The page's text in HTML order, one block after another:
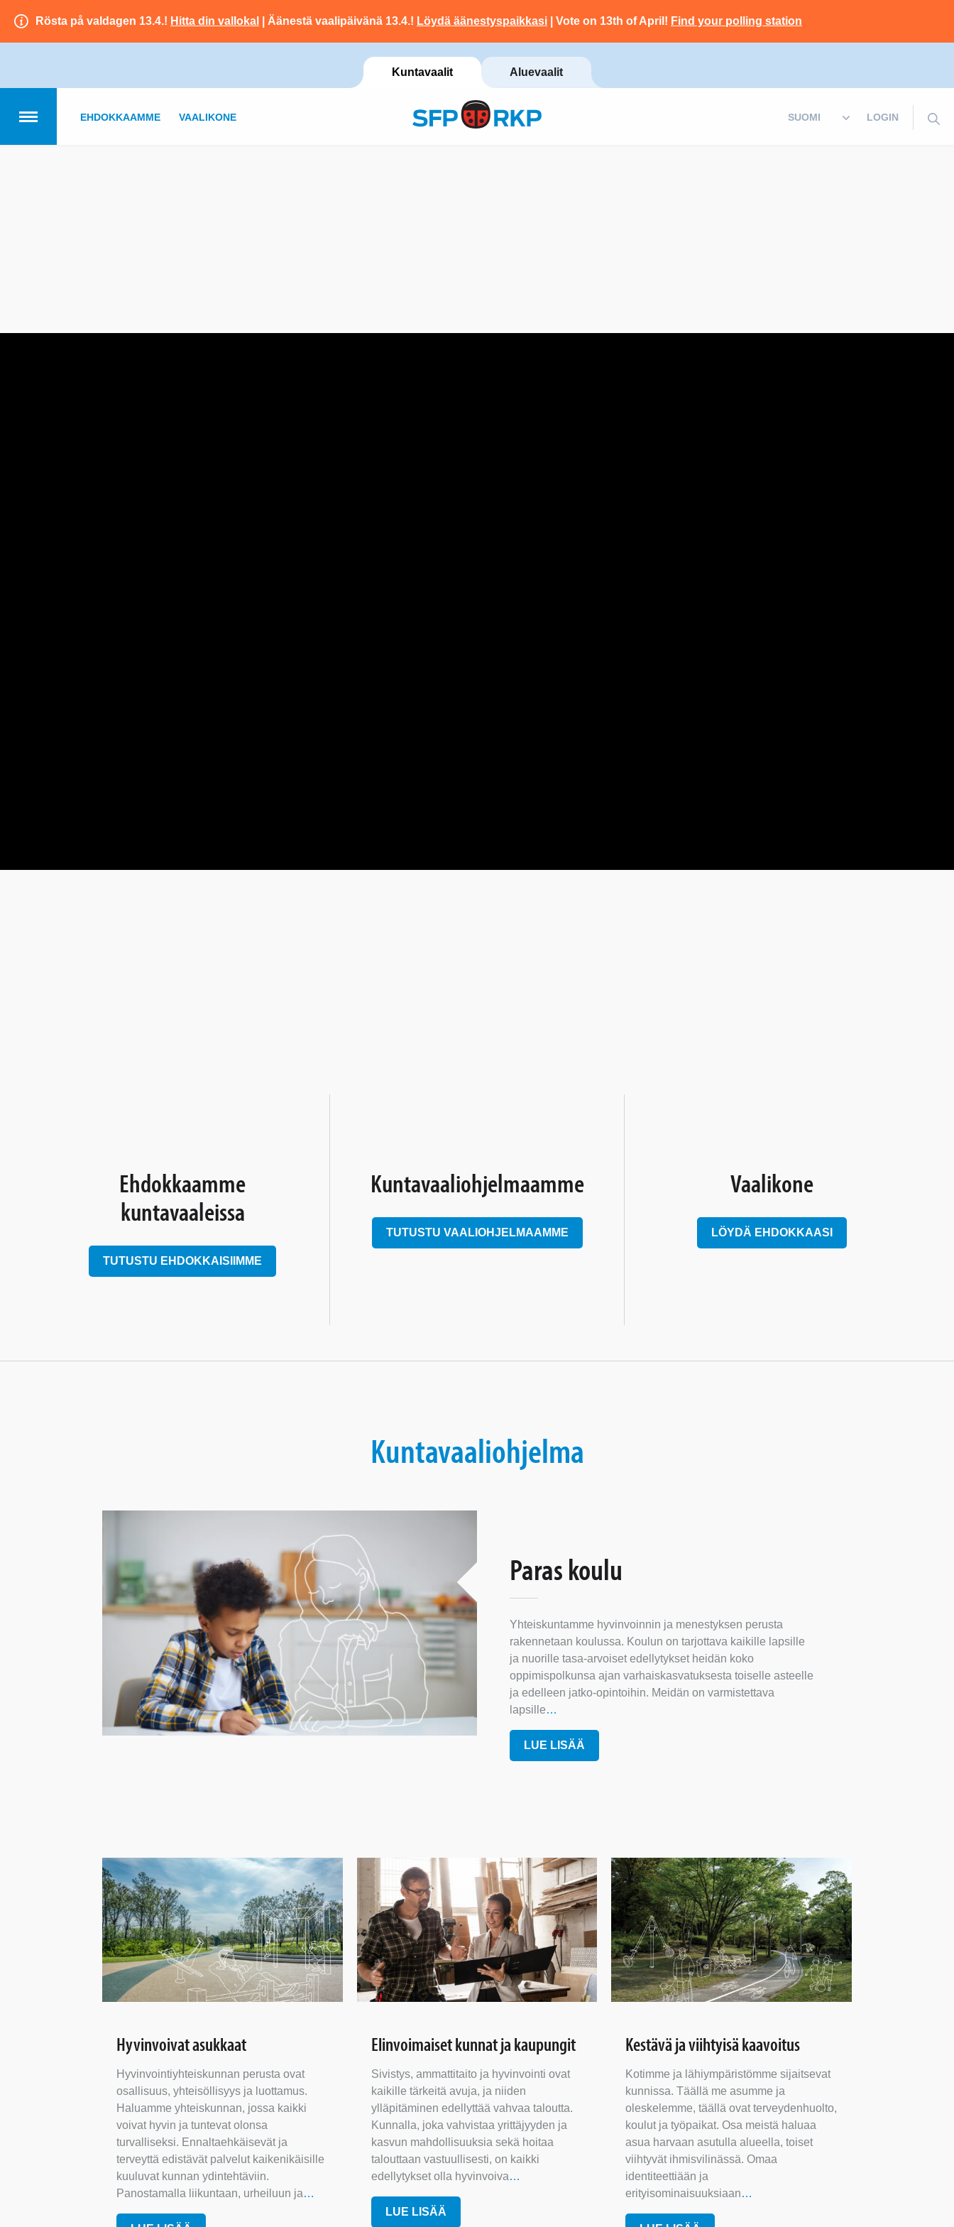
Rösta på valdagen 13.4.! Hitta din vallokal | Äänestä vaalipäivänä 13.4.! Löydä äänestyspaikkasi | Vote on 13th of April! Find your polling station
Kuntavaalit Aluevaalit
LOGIN
EHDOKKAAMME VAALIKONE
Ehdokkaamme
kuntavaaleissa
TUTUSTU EHDOKKAISIIMME
Kuntavaaliohjelmaamme
TUTUSTU VAALIOHJELMAAMME
Vaalikone
LÖYDÄ EHDOKKAASI
Kuntavaaliohjelma
Paras koulu
Yhteiskuntamme hyvinvoinnin ja menestyksen perusta
rakennetaan koulussa. Koulun on tarjottava kaikille lapsille
ja nuorille tasa-arvoiset edellytykset heidän koko
oppimispolkunsa ajan varhaiskasvatuksesta toiselle asteelle
ja edelleen jatko-opintoihin. Meidän on varmistettava
lapsille…
LUE LISÄÄ
Hyvinvoivat asukkaat
Hyvinvointiyhteiskunnan perusta ovat
osallisuus, yhteisöllisyys ja luottamus.
Haluamme yhteiskunnan, jossa kaikki
voivat hyvin ja tuntevat olonsa
turvalliseksi. Ennaltaehkäisevät ja
terveyttä edistävät palvelut kaikenikäisille
kuuluvat kunnan ydintehtäviin.
Panostamalla liikuntaan, urheiluun ja…
Elinvoimaiset kunnat ja kaupungit
Sivistys, ammattitaito ja hyvinvointi ovat
kaikille tärkeitä avuja, ja niiden
ylläpitäminen edellyttää vahvaa taloutta.
Kunnalla, joka vahvistaa yrittäjyyden ja
kasvun mahdollisuuksia sekä hoitaa
talouttaan vastuullisesti, on kaikki
edellytykset olla hyvinvoiva…
LUE LISÄÄ
Kestävä ja viihtyisä kaavoitus
Kotimme ja lähiympäristömme sijaitsevat
kunnissa. Täällä me asumme ja
oleskelemme, täällä ovat terveydenhuolto,
koulut ja työpaikat. Osa meistä haluaa
asua harvaan asutulla alueella, toiset
viihtyvät ihmisvilinässä. Omaa
identiteettiään ja
erityisominaisuuksiaan…